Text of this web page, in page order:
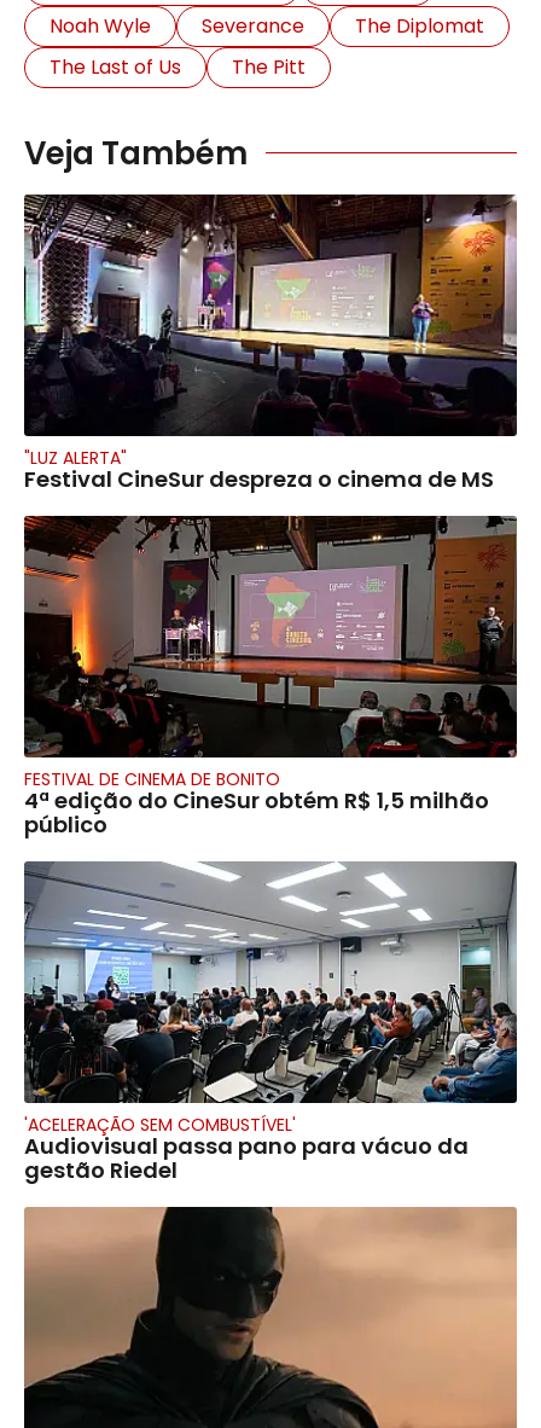
Noah Wyle
Severance
The Diplomat
The Last of Us
The Pitt
Veja Também
"LUZ ALERTA"
Festival CineSur despreza o cinema de MS
FESTIVAL DE CINEMA DE BONITO
4ª edição do CineSur obtém R$ 1,5 milhão
público
'ACELERAÇÃO SEM COMBUSTÍVEL'
Audiovisual passa pano para vácuo da
gestão Riedel